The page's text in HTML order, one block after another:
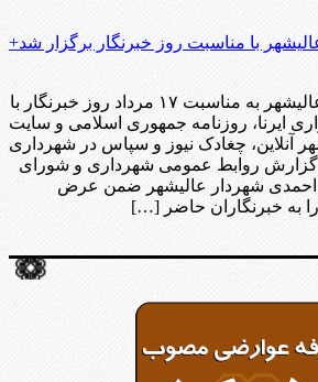
با مناسبت روز خبرنگار برگزار شد+
نشست خبری شهردار عالیشهر به مناسبت ۱۷ مرداد روز خبرنگار با
ایرنا، روزنامه جمهوری اسلامی و سایت
آنلاین، چغادک نیوز و سپاس در شهرداری
گزارش روابط عمومی شهرداری و شورای
احمدی شهردار عالیشهر ضمن عرض
به خبرنگاران حاضر […]